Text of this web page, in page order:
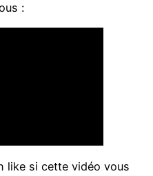
:
like si cette vidéo vous